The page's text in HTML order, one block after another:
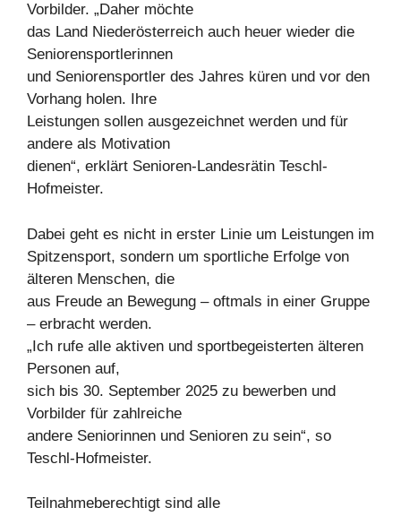
Vorbilder. „Daher möchte
das Land Niederösterreich auch heuer wieder die
Seniorensportlerinnen
und Seniorensportler des Jahres küren und vor den
Vorhang holen. Ihre
Leistungen sollen ausgezeichnet werden und für
andere als Motivation
dienen“, erklärt Senioren-Landesrätin Teschl-
Hofmeister.
Dabei geht es nicht in erster Linie um Leistungen im
Spitzensport, sondern um sportliche Erfolge von
älteren Menschen, die
aus Freude an Bewegung – oftmals in einer Gruppe
– erbracht werden.
„Ich rufe alle aktiven und sportbegeisterten älteren
Personen auf,
sich bis 30. September 2025 zu bewerben und
Vorbilder für zahlreiche
andere Seniorinnen und Senioren zu sein“, so
Teschl-Hofmeister.
Teilnahmeberechtigt sind alle